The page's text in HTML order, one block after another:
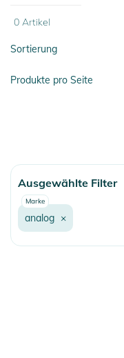
0 Artikel
Sortierung
Produkte pro Seite
Ausgewählte Filter
Marke
analog ×